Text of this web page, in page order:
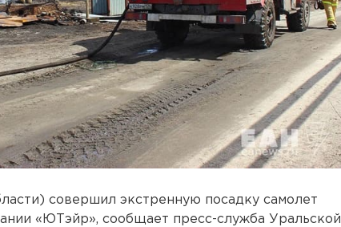
совершил экстренную посадку самолет
«ЮТэйр», сообщает пресс-служба Уральской